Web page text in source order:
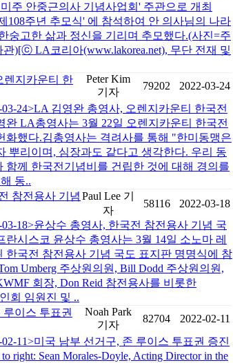
주 안중근의사 기념사업회' 주관으로 개최
108주년 추모식' 에 참석하여 안 의사님의 나라
숭고한 삶과 정신을 기리며 추모했다.(사진=주
)[ⓒ LA코리아(www.lakorea.net), 무단 전재 및
렌지카운티 한
Peter Kim
기자
79202
2022-03-24
24>LA 김영완 총영사, 오렌지카운티 한국전
완 LA총영사는 3월 22일 오렌지카운티 한국전
화했다.김총영사는 격려사를 통해 "한미동맹은
뿌리이며, 심장과도 같다고 생각한다. 우리 동
함께 한국전기념비를 건립한 것에 대해 경의를
동..
참전용사 기념 Paul Lee 기
자
58116
2022-03-18
18>윤상수 총영사, 한국전 참전용사 기념 국
란시스코 윤상수 총영사는 3월 14일 소노마 레
한국전 참전용사 기념 국도 표지판 명명식에 참
Umberg 주상원의원, Bill Dodd 주상원의원,
회장, Don Reid 참전용사를 비롯한
회 임원진 및 ..
이스 투표권
Noah Park
기자
82704
2022-02-11
11>미국 남부 선거구, 존 루이스 투표권 증진
right: Sean Morales-Doyle, Acting Director in the